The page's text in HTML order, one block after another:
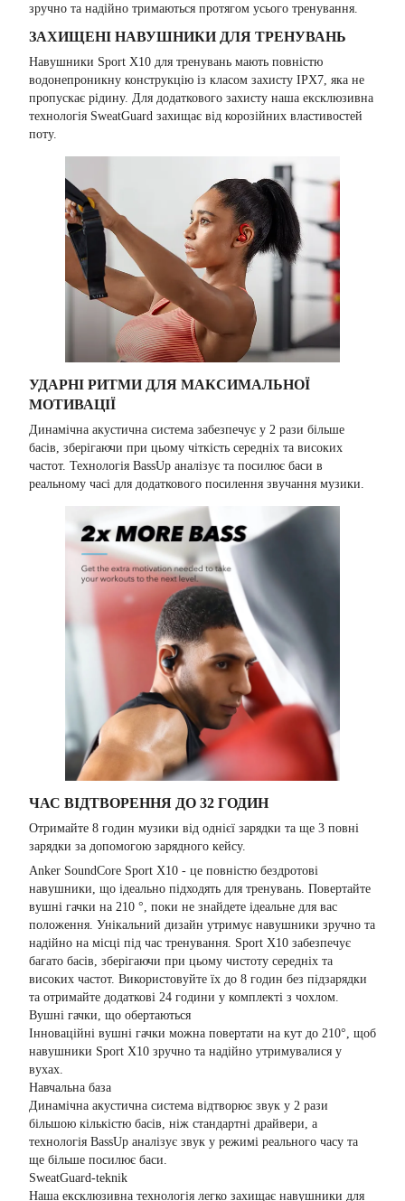
зручно та надійно тримаються протягом усього тренування.
ЗАХИЩЕНІ НАВУШНИКИ ДЛЯ ТРЕНУВАНЬ
Навушники Sport X10 для тренувань мають повністю
водонепроникну конструкцію із класом захисту IPX7, яка не
пропускає рідину. Для додаткового захисту наша ексклюзивна
технологія SweatGuard захищає від корозійних властивостей
поту.
УДАРНІ РИТМИ ДЛЯ МАКСИМАЛЬНОЇ
МОТИВАЦІЇ
Динамічна акустична система забезпечує у 2 рази більше
басів, зберігаючи при цьому чіткість середніх та високих
частот. Технологія BassUp аналізує та посилює баси в
реальному часі для додаткового посилення звучання музики.
ЧАС ВІДТВОРЕННЯ ДО 32 ГОДИН
Отримайте 8 годин музики від однієї зарядки та ще 3 повні
зарядки за допомогою зарядного кейсу.
Anker SoundCore Sport X10 - це повністю бездротові
навушники, що ідеально підходять для тренувань. Повертайте
вушні гачки на 210 °, поки не знайдете ідеальне для вас
положення. Унікальний дизайн утримує навушники зручно та
надійно на місці під час тренування. Sport X10 забезпечує
багато басів, зберігаючи при цьому чистоту середніх та
високих частот. Використовуйте їх до 8 годин без підзарядки
та отримайте додаткові 24 години у комплекті з чохлом.
Вушні гачки, що обертаються
Інноваційні вушні гачки можна повертати на кут до 210°, щоб
навушники Sport X10 зручно та надійно утримувалися у
вухах.
Навчальна база
Динамічна акустична система відтворює звук у 2 рази
більшою кількістю басів, ніж стандартні драйвери, а
технологія BassUp аналізує звук у режимі реального часу та
ще більше посилює баси.
SweatGuard-teknik
Наша ексклюзивна технологія легко захищає навушники для